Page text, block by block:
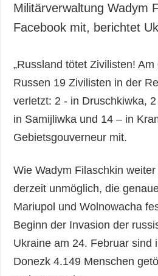
Militärverwaltung Wadym
Facebook mit, berichtet
„Russland tötet Zivilisten!
Russen 19 Zivilisten in der
verletzt: 2 - in Druschkiwka,
in Samijliwka und 14 – in
Gebietsgouverneur mit.
Wie Wadym Filaschkin
derzeit unmöglich, die
Mariupol und Wolnowacha
Beginn der Invasion der
Ukraine am 24. Februar sind
Donezk 4.149 Menschen